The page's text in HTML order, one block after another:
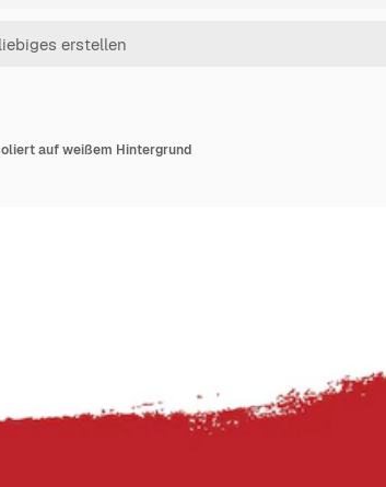
auf weißem Hintergrund